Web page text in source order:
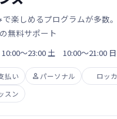
楽しめるプログラムが多数
無料サポート
～23:00 土 10:00～21:00
払い  パーソナル
ロッ
スン